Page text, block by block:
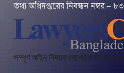
তথ‌্য অ‌ধিদপ্ত‌রের নিবন্ধন নম্বর – ৮৩